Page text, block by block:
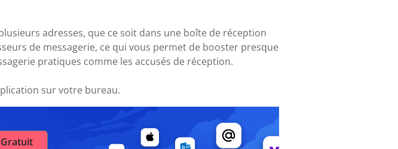
adresses, que ce soit dans une boîte de réception
de messagerie, ce qui vous permet de booster presque
pratiques comme les accusés de réception.
sur votre bureau.